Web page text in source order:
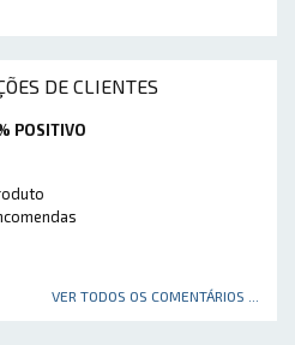
DE CLIENTES
POSITIVO
VER TODOS OS COMENTÁRIOS ...